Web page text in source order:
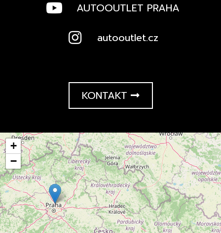
AUTOOUTLET PRAHA
autooutlet.cz
KONTAKT
+
−